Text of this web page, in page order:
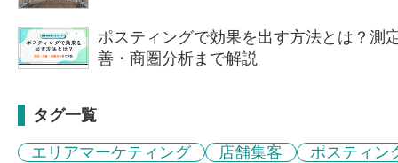
ポスティングで効果を出す方法とは？測
善・商圏分析まで解説
タグ一覧
エリアマーケティング 店舗集客
ポスティン